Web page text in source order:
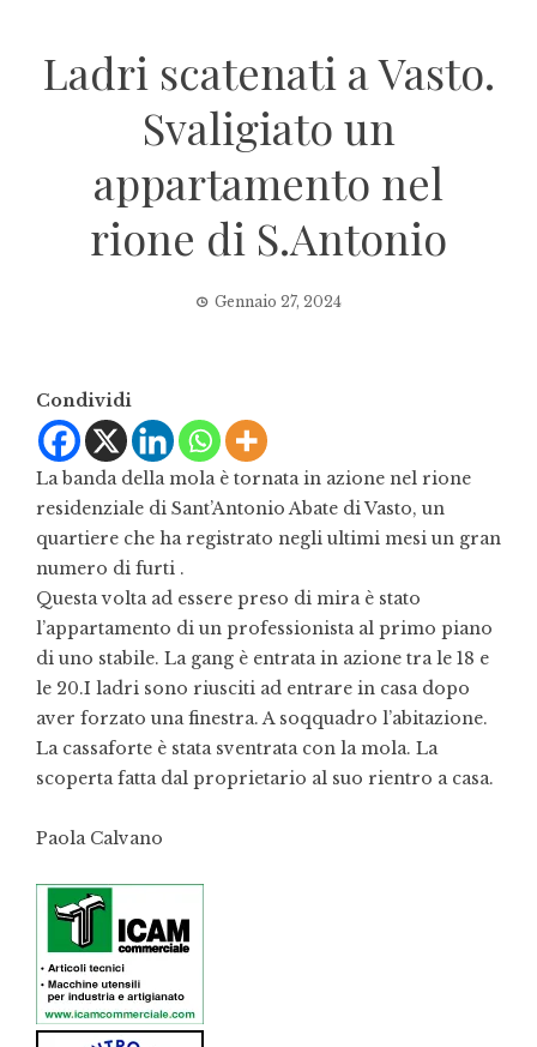
Ladri scatenati a Vasto.
Svaligiato un
appartamento nel
rione di S.Antonio
Gennaio 27, 2024
Condividi
La banda della mola è tornata in azione nel rione
residenziale di Sant’Antonio Abate di Vasto, un
quartiere che ha registrato negli ultimi mesi un gran
numero di furti .
Questa volta ad essere preso di mira è stato
l’appartamento di un professionista al primo piano
di uno stabile. La gang è entrata in azione tra le 18 e
le 20.I ladri sono riusciti ad entrare in casa dopo
aver forzato una finestra. A soqquadro l’abitazione.
La cassaforte è stata sventrata con la mola. La
scoperta fatta dal proprietario al suo rientro a casa.
Paola Calvano